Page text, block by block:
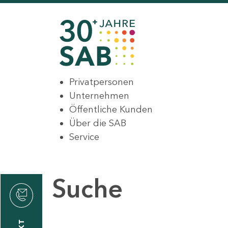
Privatpersonen
Unternehmen
Öffentliche Kunden
Über die SAB
Service
Suche